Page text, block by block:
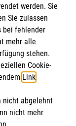
Hilfe in
werden. Sie
Sie zulassen
bei fehlender
mehr alle
stehen.
Cookie-
Link.
nicht abgelehnt
nicht mehr